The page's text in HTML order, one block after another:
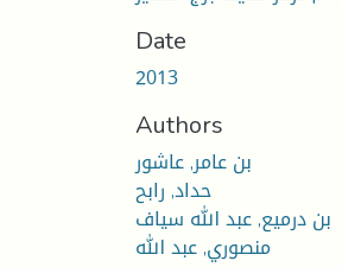
Date
2013
Authors
بن عامر, عاشور
حداد, رابح
بن درميع, عبد الله سياف
منصوري, عبد الله